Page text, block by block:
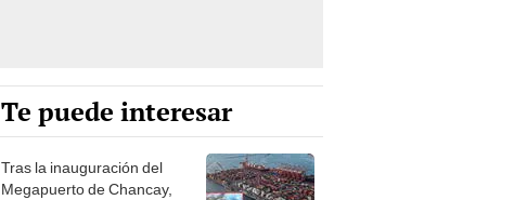
Te puede interesar
Tras la inauguración del
Megapuerto de Chancay,